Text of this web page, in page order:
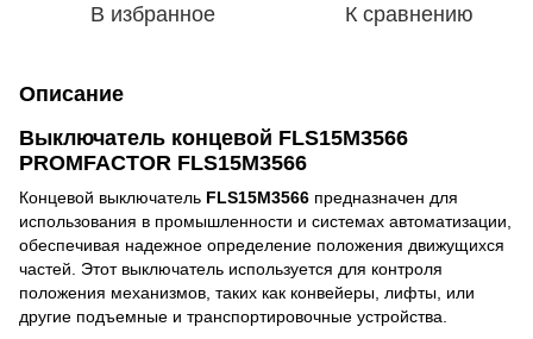
В избранное К сравнению
Описание
Выключатель концевой FLS15M3566
PROMFACTOR FLS15M3566
Концевой выключатель FLS15M3566 предназначен для
использования в промышленности и системах автоматизации,
обеспечивая надежное определение положения движущихся
частей. Этот выключатель используется для контроля
положения механизмов, таких как конвейеры, лифты, или
другие подъемные и транспортировочные устройства.